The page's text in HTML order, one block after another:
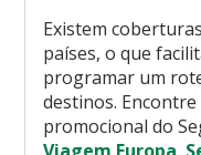
Existem
países, o que
programar um
destinos.
promocional do